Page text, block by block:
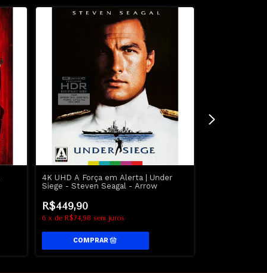
4K UHD A Força em Alerta | Under
Siege - Steven Seagal - Arrow
R$449,90
6 x de R$74,98 sem juros